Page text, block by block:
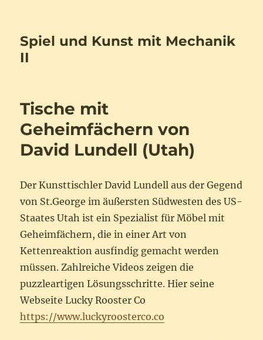
Spiel und Kunst mit Mechanik
II
Tische mit
Geheimfächern von
David Lundell (Utah)
Der Kunsttischler David Lundell aus der Gegend
von St.George im äußersten Südwesten des US-
Staates Utah ist ein Spezialist für Möbel mit
Geheimfächern, die in einer Art von
Kettenreaktion ausfindig gemacht werden
müssen. Zahlreiche Videos zeigen die
puzzleartigen Lösungsschritte. Hier seine
Webseite Lucky Rooster Co
https://www.luckyroosterco.co